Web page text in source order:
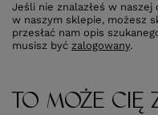
Jeśli nie znalazłeś w naszej
w naszym sklepie, możesz
przesłać nam opis
musisz być zalogowany.
TO MOŻE CIĘ